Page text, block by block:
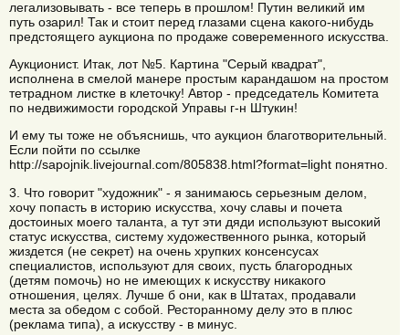
легализовывать - все теперь в прошлом! Путин великий им
путь озарил! Так и стоит перед глазами сцена какого-нибудь
предстоящего аукциона по продаже совеременного искусства.
Аукционист. Итак, лот №5. Картина "Серый квадрат",
исполнена в смелой манере простым карандашом на простом
тетрадном листке в клеточку! Автор - председатель Комитета
по недвижимости городской Управы г-н Штукин!
И ему ты тоже не объяснишь, что аукцион благотворительный.
Если пойти по ссылке
http://sapojnik.livejournal.com/805838.html?format=light понятно.
3. Что говорит "художник" - я занимаюсь серьезным делом,
хочу попасть в историю искусства, хочу славы и почета
достоиных моего таланта, а тут эти дяди используют высокий
статус искусства, систему художественного рынка, который
жиздется (не секрет) на очень хрупких консенсусах
специалистов, используют для своих, пусть благородных
(детям помочь) но не имеющих к искусству никакого
отношения, целях. Лучше б они, как в Штатах, продавали
места за обедом с собой. Ресторанному делу это в плюс
(реклама типа), а искусству - в минус.